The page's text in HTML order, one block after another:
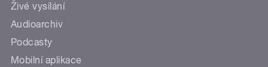
Živé vysílání
Audioarchiv
Podcasty
Mobilní aplikace